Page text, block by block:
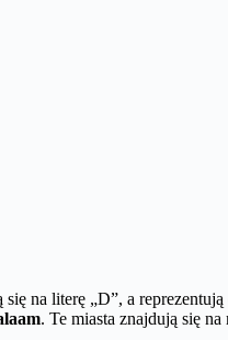
na literę „D”, a reprezentują
. Te miasta znajdują się